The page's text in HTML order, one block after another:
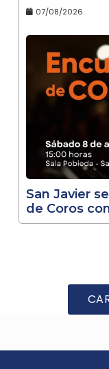
07/08/2026
San Javier
de Coros